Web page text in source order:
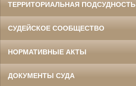
ТЕРРИТОРИАЛЬНАЯ ПОДСУДНОСТЬ
СУДЕЙСКОЕ СООБЩЕСТВО
НОРМАТИВНЫЕ АКТЫ
ДОКУМЕНТЫ СУДА